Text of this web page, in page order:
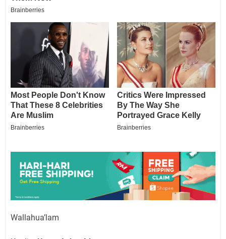
Wallahua’lam